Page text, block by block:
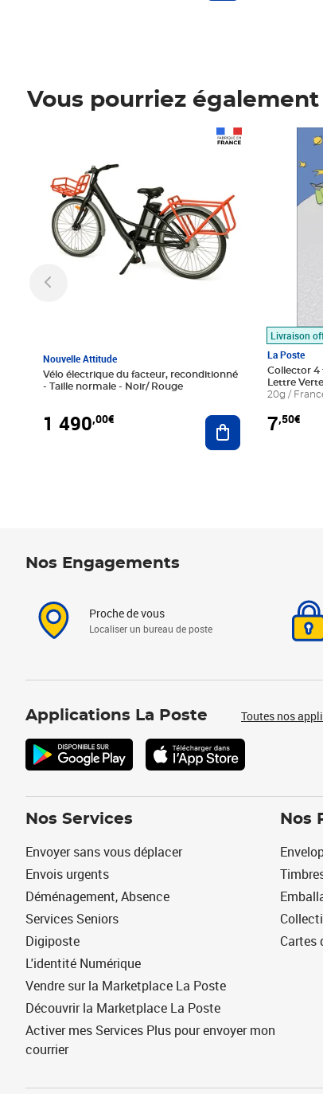
Vous pourriez
Nouvelle Attitude
Vélo électrique du facteur, reconditionné
- Taille normale - Noir/ Rouge
1 490,00€ Ajouter au panier
Livraison
La Poste
Collector 4
Lettre Verte
20g /
7,50€
Prix 7,50€
Nos Engagements
Proche de vous
Localiser un bureau de poste
Applications La Poste Toutes nos
Nos Services
Envoyer sans vous déplacer
Envois urgents
Déménagement, Absence
Services Seniors
Digiposte
L'identité Numérique
Vendre sur la Marketplace La Poste
Découvrir la Marketplace La Poste
Activer mes Services Plus pour envoyer mon
courrier
Nos
Cartes